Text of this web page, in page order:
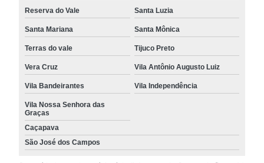
Reserva do Vale Santa Luzia
Santa Mariana Santa Mônica
Terras do vale Tijuco Preto
Vera Cruz Vila Antônio Augusto Luiz
Vila Bandeirantes Vila Independência
Vila Nossa Senhora das
Graças
Caçapava
São José dos Campos